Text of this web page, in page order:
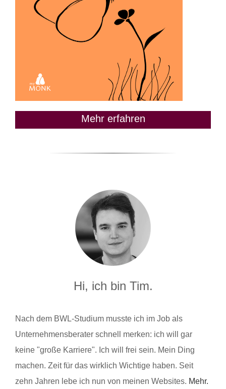
Mehr erfahren
Hi, ich bin Tim.
Nach dem BWL-Studium musste ich im Job als
Unternehmensberater schnell merken: ich will gar
keine "große Karriere". Ich will frei sein. Mein Ding
machen. Zeit für das wirklich Wichtige haben. Seit
zehn Jahren lebe ich nun von meinen Websites. Mehr.